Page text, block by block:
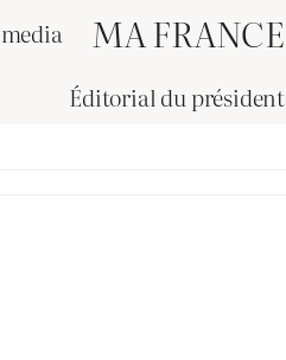
MA FRANCE
Éditorial du président